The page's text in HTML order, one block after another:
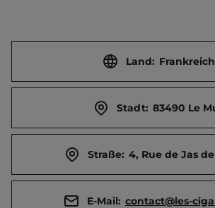
Land: Frankreich
Stadt: 83490 Le
Straße: 4, Rue de Jas
E-Mail: contact@les-